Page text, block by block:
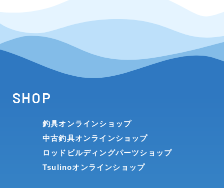
SHOP
釣具オンラインショップ
中古釣具オンラインショップ
ロッドビルディングパーツショップ
Tsulinoオンラインショップ